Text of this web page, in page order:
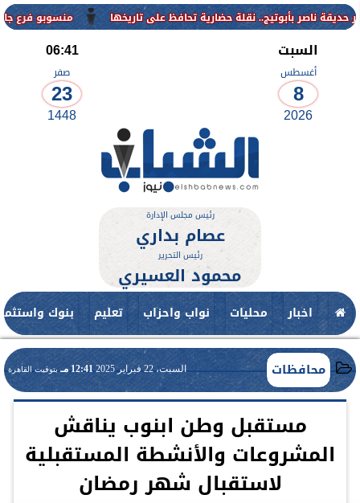
منسوبو فرع جامعة الأزهر
السبت
أغسطس
8
2026
06:41
صفر
23
1448
رئيس مجلس الإدارة
عصام بداري
رئيس التحرير
محمود العسيري
اخبار محليات نواب واحزاب تعليم بنوك
محافظات السبت، 22 فبراير 2025 12:41 مـ بتوقيت القاهرة
مستقبل وطن ابنوب يناقش
المشروعات والأنشطة المستقبلية
لاستقبال شهر رمضان